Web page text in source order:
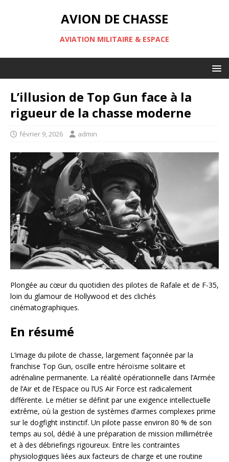
AVION DE CHASSE
AVIATION MILITAIRE & ESPACE
L’illusion de Top Gun face à la
rigueur de la chasse moderne
février 9, 2026 admin
Plongée au cœur du quotidien des pilotes de Rafale et de F-35,
loin du glamour de Hollywood et des clichés
cinématographiques.
En résumé
L’image du pilote de chasse, largement façonnée par la
franchise Top Gun, oscille entre héroïsme solitaire et
adrénaline permanente. La réalité opérationnelle dans l’Armée
de l’Air et de l’Espace ou l’US Air Force est radicalement
différente. Le métier se définit par une exigence intellectuelle
extrême, où la gestion de systèmes d’armes complexes prime
sur le dogfight instinctif. Un pilote passe environ 80 % de son
temps au sol, dédié à une préparation de mission millimétrée
et à des débriefings rigoureux. Entre les contraintes
physiologiques liées aux facteurs de charge et une routine